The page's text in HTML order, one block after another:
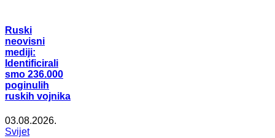
Ruski
neovisni
mediji:
Identificirali
smo 236.000
poginulih
ruskih vojnika
03.08.2026.
Svijet